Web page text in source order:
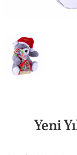
Yeni